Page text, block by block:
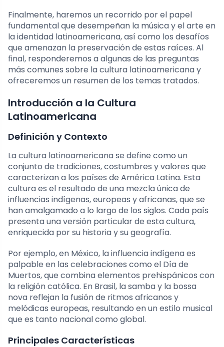
Finalmente, haremos un recorrido por el papel
fundamental que desempeñan la música y el arte en
la identidad latinoamericana, así como los desafíos
que amenazan la preservación de estas raíces. Al
final, responderemos a algunas de las preguntas
más comunes sobre la cultura latinoamericana y
ofreceremos un resumen de los temas tratados.
Introducción a la Cultura
Latinoamericana
Definición y Contexto
La cultura latinoamericana se define como un
conjunto de tradiciones, costumbres y valores que
caracterizan a los países de América Latina. Esta
cultura es el resultado de una mezcla única de
influencias indígenas, europeas y africanas, que se
han amalgamado a lo largo de los siglos. Cada país
presenta una versión particular de esta cultura,
enriquecida por su historia y su geografía.
Por ejemplo, en México, la influencia indígena es
palpable en las celebraciones como el Día de
Muertos, que combina elementos prehispánicos con
la religión católica. En Brasil, la samba y la bossa
nova reflejan la fusión de ritmos africanos y
melódicas europeas, resultando en un estilo musical
que es tanto nacional como global.
Principales Características